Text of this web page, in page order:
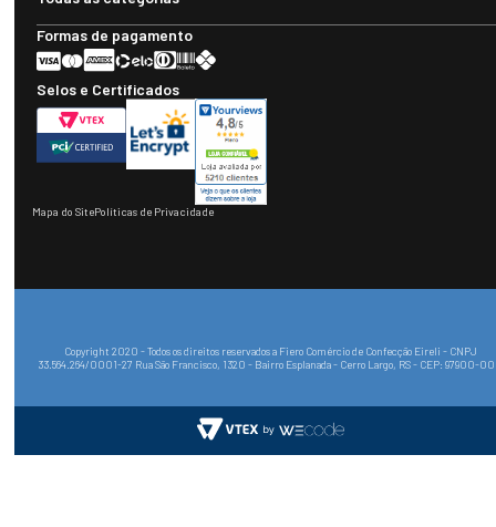
Formas de pagamento
Selos e Certificados
Mapa do SitePolíticas de Privacidade
Copyright 2020 - Todos os direitos reservados a Fiero Comércio de Confecção Eireli - CNPJ
33.564.264/0001-27 Rua São Francisco, 1320 - Bairro Esplanada - Cerro Largo, RS - CEP: 97900-